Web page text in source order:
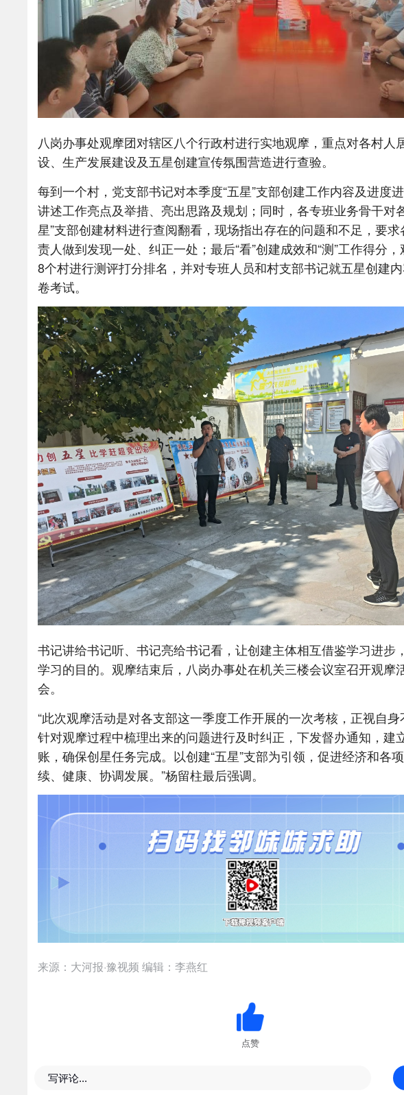
八岗办事处观摩团对辖区八个行政村进行实地观摩，重点对各村人
设、生产发展建设及五星创建宣传氛围营造进行查验。
每到一个村，党支部书记对本季度“五星”支部创建工作内容及进度
讲述工作亮点及举措、亮出思路及规划；同时，各专班业务骨干对
星”支部创建材料进行查阅翻看，现场指出存在的问题和不足，要
责人做到发现一处、纠正一处；最后“看”创建成效和“测”工作得分
8个村进行测评打分排名，并对专班人员和村支部书记就五星创建
卷考试。
书记讲给书记听、书记亮给书记看，让创建主体相互借鉴学习进步
学习的目的。观摩结束后，八岗办事处在机关三楼会议室召开观摩
会。
“此次观摩活动是对各支部这一季度工作开展的一次考核，正视自
针对观摩过程中梳理出来的问题进行及时纠正，下发督办通知，建
账，确保创星任务完成。以创建“五星”支部为引领，促进经济和各
续、健康、协调发展。”杨留柱最后强调。
来源：大河报·豫视频 编辑：李燕红
点赞